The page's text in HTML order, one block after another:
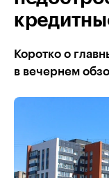
Коротко о
в вечернем